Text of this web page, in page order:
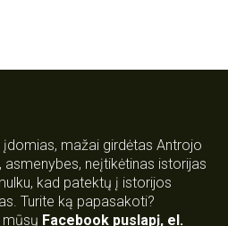
mažai girdėtas Antrojo
asmenybes, neįtikėtinas istorijas
kad patektų į istorijos
Turite ką papasakoti?
mūsų Facebook puslapį, el.